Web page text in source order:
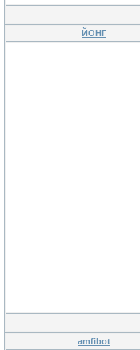
ЙОНГ
amfibot